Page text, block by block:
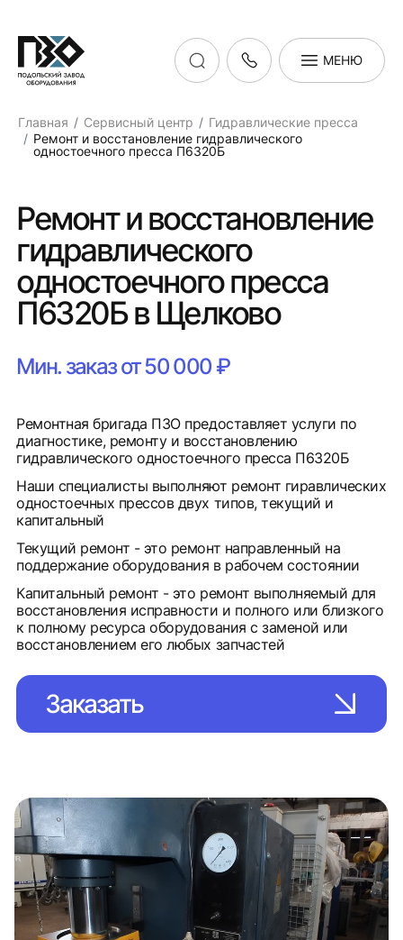
МЕНЮ
Главная Сервисный центр
Гидравлические пресса
Ремонт и восстановление гидравлического
одностоечного пресса П6320Б
Ремонт и восстановление
гидравлического
одностоечного пресса
П6320Б в Щелково
Мин. заказ от 50 000 ₽
Ремонтная бригада ПЗО предоставляет услуги по
диагностике, ремонту и восстановлению
гидравлического одностоечного пресса П6320Б
Наши специалисты выполняют ремонт гиравлических
одностоечных прессов двух типов, текущий и
капитальный
Текущий ремонт - это ремонт направленный на
поддержание оборудования в рабочем состоянии
Капитальный ремонт - это ремонт выполняемый для
восстановления исправности и полного или близкого
к полному ресурса оборудования с заменой или
восстановлением его любых запчастей
Заказать